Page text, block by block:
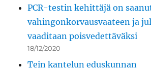
PCR-testin kehittäjä on
vahingonkorvausvaateen ja
vaaditaan poisvedettäväksi
18/12/2020
Tein kantelun eduskunnan